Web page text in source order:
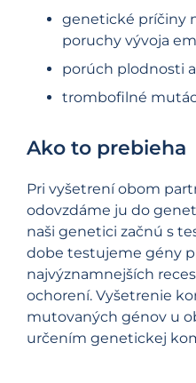
genetické príčiny
poruchy vývoja
porúch plodnosti
trombofilné
Ako to prebieha
Pri vyšetrení obom
odovzdáme ju do
naši genetici začnú s
dobe testujeme gény
najvýznamnejších
ochorení. Vyšetrenie
mutovaných génov u
určením genetickej